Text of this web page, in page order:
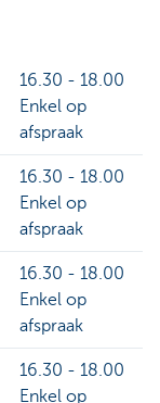
16.30 - 18.00
Enkel op
afspraak
16.30 - 18.00
Enkel op
afspraak
16.30 - 18.00
Enkel op
afspraak
16.30 - 18.00
Enkel op